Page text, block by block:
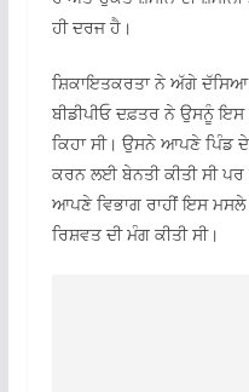
ਹੀ ਦਰਜ ਹੈ।
ਸ਼ਿਕਾਇਤਕਰਤਾ ਨੇ ਅੱਗੇ
ਬੀਡੀਪੀਓ ਦਫ਼ਤਰ ਨੇ ਉਸਨੂੰ
ਕਿਹਾ ਸੀ। ਉਸਨੇ ਆਪਣੇ ਪਿੰਡ
ਕਰਨ ਲਈ ਬੇਨਤੀ ਕੀਤੀ ਸੀ ਪਰ
ਆਪਣੇ ਵਿਭਾਗ ਰਾਹੀਂ ਇਸ
ਰਿਸ਼ਵਤ ਦੀ ਮੰਗ ਕੀਤੀ ਸੀ।